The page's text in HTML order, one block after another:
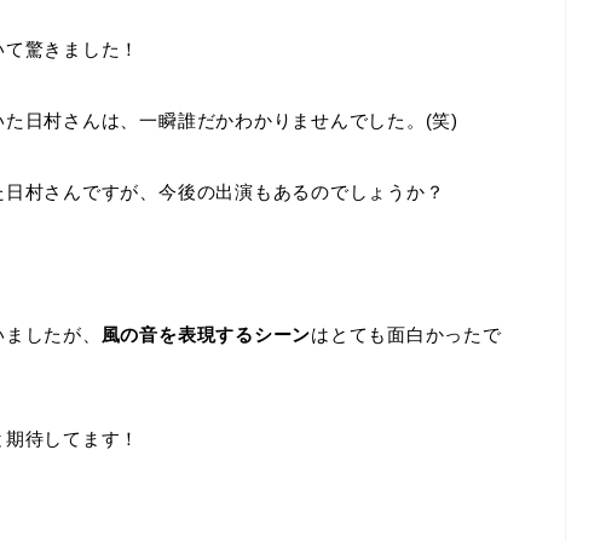
驚きました！
日村さんは、一瞬誰だかわかりませんでした。(笑)
村さんですが、今後の出演もあるのでしょうか？
したが、 風の音を表現するシーンはとても面白かったで
待してます！